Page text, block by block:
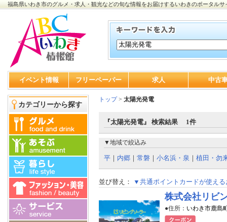
福島県いわき市のグルメ・求人・観光などの旬な情報をお届けするいわきのポータルサ
イベント情報 フリーペーパー 求人 中古
カテゴリーから探す
トップ> 太陽光発電
『太陽光発電』 検索結果 1件
▼地域で絞込み
平 ｜ 内郷 ｜ 常磐 ｜ 小名浜・泉 ｜ 植田・勿
並び替え： ▼共通ポイントカードが使える
株式会社リビ
●住所： いわき市鹿島